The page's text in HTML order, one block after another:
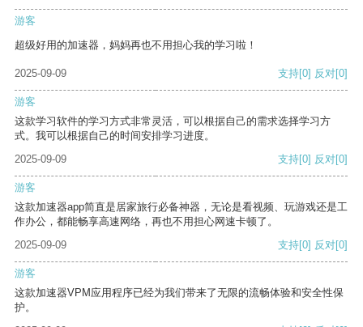
游客
超级好用的加速器，妈妈再也不用担心我的学习啦！
2025-09-09 支持[0] 反对[0]
游客
这款学习软件的学习方式非常灵活，可以根据自己的需求选择学习方
式。我可以根据自己的时间安排学习进度。
2025-09-09
支持[0] 反对[0]
游客
这款加速器app简直是居家旅行必备神器，无论是看视频、玩游戏还是工
作办公，都能畅享高速网络，再也不用担心网速卡顿了。
2025-09-09
支持[0] 反对[0]
游客
这款加速器VPM应用程序已经为我们带来了无限的流畅体验和安全性保
护。